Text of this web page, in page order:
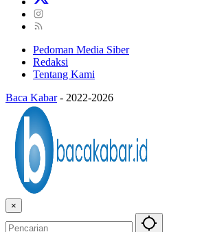
Pedoman Media Siber
Redaksi
Tentang Kami
Baca Kabar - 2022-2026
×